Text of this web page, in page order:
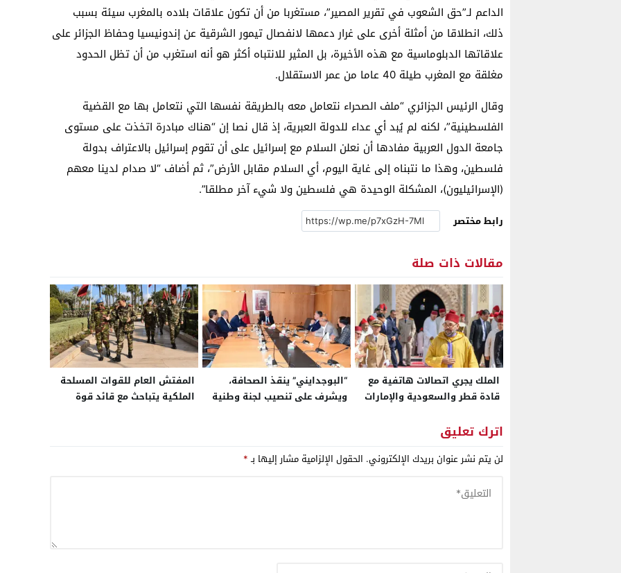
الداعم لـ”حق الشعوب في تقرير المصير”، مستغربا من أن تكون علاقات بلاده بالمغرب سيئة بسبب
ذلك، انطلاقا من أمثلة أخرى على غرار دعمها لانفصال تيمور الشرقية عن إندونيسيا وحفاظ الجزائر على
علاقاتها الدبلوماسية مع هذه الأخيرة، بل المثير للانتباه أكثر هو أنه استغرب من أن تظل الحدود
مغلقة مع المغرب طيلة 40 عاما من عمر الاستقلال.
وقال الرئيس الجزائري “ملف الصحراء نتعامل معه بالطريقة نفسها التي نتعامل بها مع القضية
الفلسطينية”، لكنه لم يُبد أي عداء للدولة العبرية، إذ قال نصا إن “هناك مبادرة اتخذت على مستوى
جامعة الدول العربية مفادها أن نعلن السلام مع إسرائيل على أن تقوم إسرائيل بالاعتراف بدولة
فلسطين، وهذا ما نتبناه إلى غاية اليوم، أي السلام مقابل الأرض”، ثم أضاف “لا صدام لدينا معهم
(الإسرائيليون)، المشكلة الوحيدة هي فلسطين ولا شيء آخر مطلقا”.
رابط مختصر
مقالات ذات صلة
الملك يجري اتصالات هاتفية مع
قادة قطر والسعودية والإمارات
“البوجدايني” ينقذ الصحافة،
ويشرف على تنصيب لجنة وطنية
المفتش العام للقوات المسلحة
الملكية يتباحث مع قائد قوة
اترك تعليق
لن يتم نشر عنوان بريدك الإلكتروني. الحقول الإلزامية مشار إليها بـ*